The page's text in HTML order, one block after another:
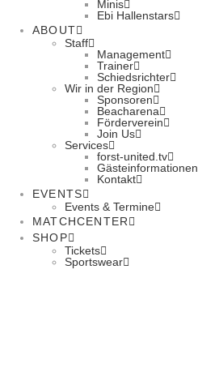
Minis
Ebi Hallenstars
ABOUT
Staff
Management
Trainer
Schiedsrichter
Wir in der Region
Sponsoren
Beacharena
Förderverein
Join Us
Services
forst-united.tv
Gästeinformationen
Kontakt
EVENTS
Events & Termine
MATCHCENTER
SHOP
Tickets
Sportswear